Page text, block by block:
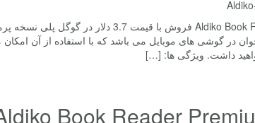
در گوشی های موبایل می باشد که با استفاده از آن
داشت. ویژگی ها: […]